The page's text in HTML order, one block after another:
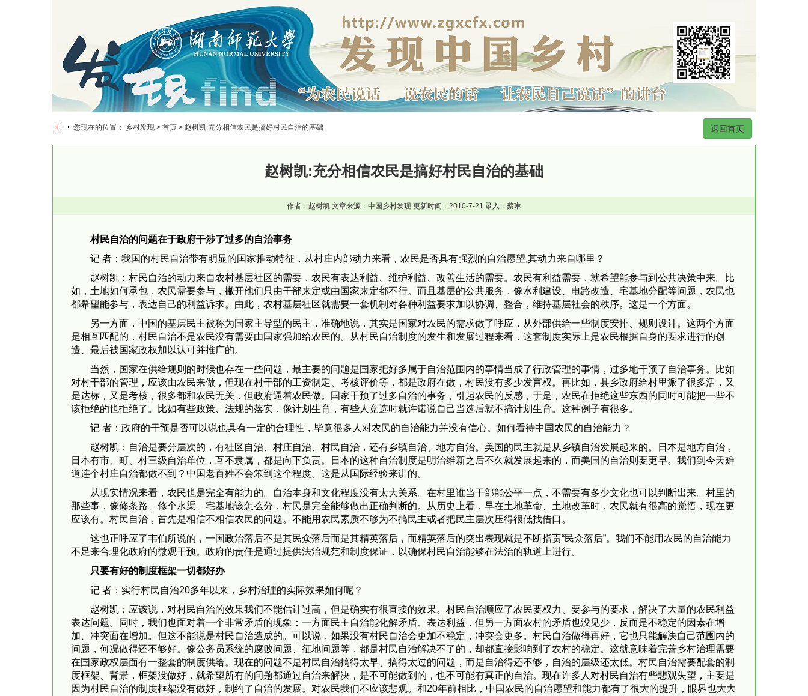
您现在的位置： 乡村发现 > 首页 > 赵树凯:充分相信农民是搞好村民自治的基础 返回首页
赵树凯:充分相信农民是搞好村民自治的基础
作者：赵树凯 文章来源：中国乡村发现 更新时间：2010-7-21 录入：蔡琳
村民自治的问题在于政府干涉了过多的自治事务
记 者：我国的村民自治带有明显的国家推动特征，从村庄内部动力来看，农民是否具有强烈的自治愿望,其动力来自哪里？
赵树凯：村民自治的动力来自农村基层社区的需要，农民有表达利益、维护利益、改善生活的需要。农民有利益需要，就希望能参与到公共决策中来。比
如，土地如何承包，农民需要参与，撇开他们只由干部来定或由国家来定都不行。而且基层的公共服务，像水利建设、电路改造、宅基地分配等问题，农民也
都希望能参与，表达自己的利益诉求。由此，农村基层社区就需要一套机制对各种利益要求加以协调、整合，维持基层社会的秩序。这是一个方面。
另一方面，中国的基层民主被称为国家主导型的民主，准确地说，其实是国家对农民的需求做了呼应，从外部供给一些制度安排、规则设计。这两个方面
是相互匹配的，村民自治不是农民没有需要由国家强加给农民的。从村民自治制度的发生和发展过程来看，这套制度实际上是农民根据自身的要求进行的创
造、最后被国家政权加以认可并推广的。
当然，国家在供给规则的时候也存在一些问题，最主要的问题是国家把好多属于自治范围内的事情当成了行政管理的事情，过多地干预了自治事务。比如
对村干部的管理，应该由农民来做，但现在村干部的工资制定、考核评价等，都是政府在做，村民没有多少发言权。再比如，县乡政府给村里派了很多活，又
是达标，又是考核，很多都和农民无关，但政府逼着农民做。国家干预了过多自治的事务，引起农民的反感，于是，农民在拒绝这些东西的同时可能把一些不
该拒绝的也拒绝了。比如有些政策、法规的落实，像计划生育，有些人竞选时就许诺说自己当选后就不搞计划生育。这种例子有很多。
记 者：政府的干预是否可以说也具有一定的合理性，毕竟很多人对农民的自治能力并没有信心。如何看待中国农民的自治能力？
赵树凯：自治是要分层次的，有社区自治、村庄自治、村民自治，还有乡镇自治、地方自治。美国的民主就是从乡镇自治发展起来的。日本是地方自治，
日本有市、町、村三级自治单位，互不隶属，都是向下负责。日本的这种自治制度是明治维新之后不久就发展起来的，而美国的自治则要更早。我们到今天难
道连个村庄自治都做不到？中国老百姓不会笨到这个程度。这是从国际经验来讲的。
从现实情况来看，农民也是完全有能力的。自治本身和文化程度没有太大关系。在村里谁当干部能公平一点，不需要有多少文化也可以判断出来。村里的
那些事，像修条路、修个水渠、宅基地该怎么分，村民是完全能够做出正确判断的。从历史上看，早在土地革命、土地改革时，农民就有很高的觉悟，现在更
应该有。村民自治，首先是相信不相信农民的问题。不能用农民素质不够为不搞民主或者把民主层次压得很低找借口。
这也正呼应了韦伯所说的，一国政治落后不是其民众落后而是其精英落后，而精英落后的突出表现就是不断指责“民众落后”。我们不能用农民的自治能力
不足来合理化政府的微观干预。政府的责任是通过提供法治规范和制度保证，以确保村民自治能够在法治的轨道上进行。
只要有好的制度框架一切都好办
记 者：实行村民自治20多年以来，乡村治理的实际效果如何呢？
赵树凯：应该说，对村民自治的效果我们不能估计过高，但是确实有很直接的效果。村民自治顺应了农民要权力、要参与的要求，解决了大量的农民利益
表达问题。同时，我们也面对着一个非常矛盾的现象：一方面民主自治能化解矛盾、表达利益，但另一方面农村的矛盾也没见少，反而是不稳定的因素在增
加、冲突面在增加。但这不能说是村民自治造成的。可以说，如果没有村民自治会更加不稳定，冲突会更多。村民自治做得再好，它也只能解决自己范围内的
问题，何况做得还不够好。像公务员系统的腐败问题、征地问题等，都是村民自治解决不了的，却都直接影响到了农村的稳定。这就意味着完善乡村治理需要
在国家政权层面有一整套的制度供给。现在的问题不是村民自治搞得太早、搞得太过的问题，而是自治得还不够，自治的层级还太低。村民自治需要配套的制
度框架、背景，框架没做好，就希望所有的问题都通过自治来解决，是不可能做到的，也不可能有真正的自治。现在许多人对村民自治有些悲观失望，主要是
因为村民自治的制度框架没有做好，制约了自治的发展。对农民我们不应该悲观。和20年前相比，中国农民的自治愿望和能力都有了很大的提升，眼界也大大